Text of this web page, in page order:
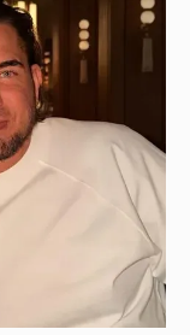
скандала